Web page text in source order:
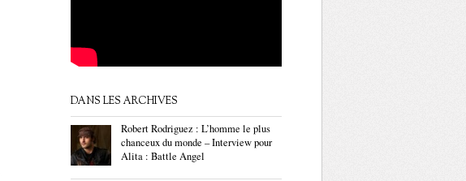
DANS LES ARCHIVES
Robert Rodriguez : L’homme le plus
chanceux du monde – Interview pour
Alita : Battle Angel